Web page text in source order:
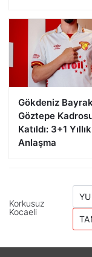
Gökdeniz
Göztepe
Katıldı: 3+1 Yıllık
Anlaşma
Korkusuz
Kocaeli